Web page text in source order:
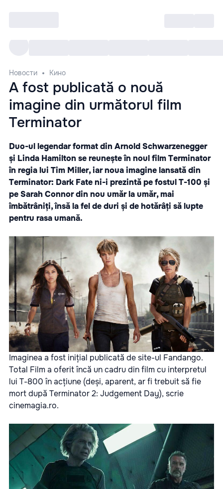
Новости Кино
A fost publicată o nouă
imagine din următorul film
Terminator
Duo-ul legendar format din Arnold Schwarzenegger
și Linda Hamilton se reunește în noul film Terminator
în regia lui Tim Miller, iar noua imagine lansată din
Terminator: Dark Fate ni-i prezintă pe fostul T-100 și
pe Sarah Connor din nou umăr la umăr, mai
îmbătrâniți, însă la fel de duri și de hotărâți să lupte
pentru rasa umană.
Imaginea a fost inițial publicată de site-ul Fandango.
Total Film a oferit încă un cadru din film cu interpretul
lui T-800 în acțiune (deși, aparent, ar fi trebuit să fie
mort după Terminator 2: Judgement Day), scrie
cinemagia.ro.